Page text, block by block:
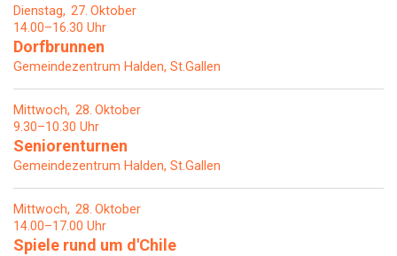
Dienstag 27 Oktober
14.00–16.30 Uhr
Dorfbrunnen
Gemeindezentrum Halden, St.Gallen
Mittwoch 28 Oktober
9.30–10.30 Uhr
Seniorenturnen
Gemeindezentrum Halden, St.Gallen
Mittwoch 28 Oktober
14.00–17.00 Uhr
Spiele rund um d'Chile